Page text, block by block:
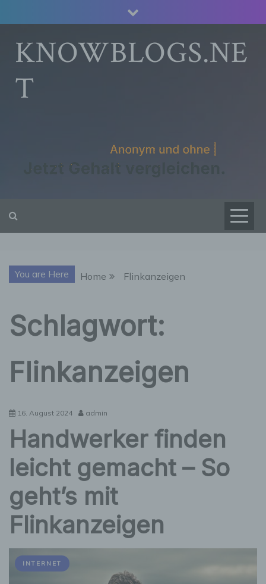
to
contentKNOWBLOGS.NE
T
You are Here Home Flinkanzeigen
Schlagwort:
Flinkanzeigen
16. August 2024 admin
Handwerker finden
leicht gemacht – So
geht’s mit
Flinkanzeigen
INTERNET